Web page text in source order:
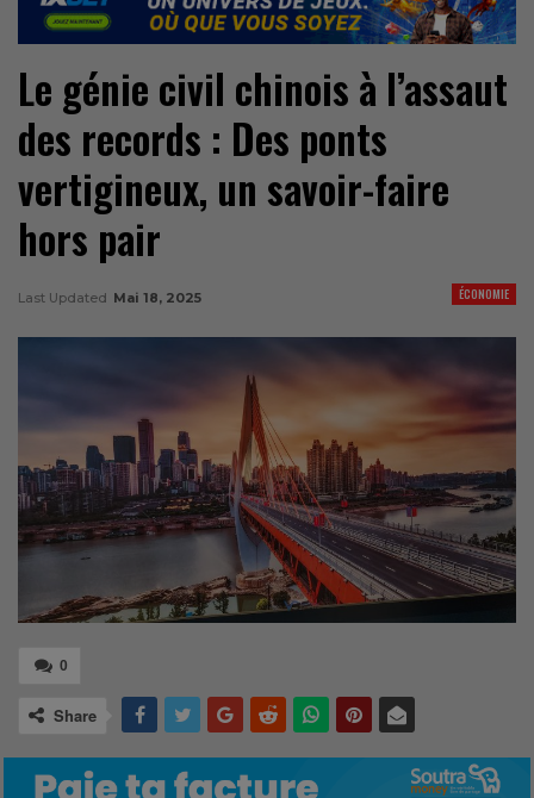
Le génie civil chinois à l’assaut
des records : Des ponts
vertigineux, un savoir-faire
hors pair
ÉCONOMIE
Last Updated Mai 18, 2025
0
Share